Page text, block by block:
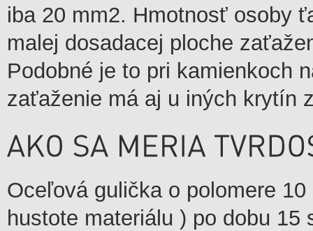
iba 20 mm2. Hmotnosť osoby
malej dosadacej ploche
Podobné je to pri kamienkoch
zaťaženie má aj u iných krytín
Oceľová gulička o polomere
hustote materiálu ) po dobu